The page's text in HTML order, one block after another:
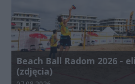
Beach Ball Radom 2026 -
(zdjęcia)